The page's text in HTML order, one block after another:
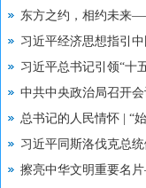
习近平经济思想指引
习近平总书记引领“十
总书记的人民情怀 | “
习近平同斯洛伐克总